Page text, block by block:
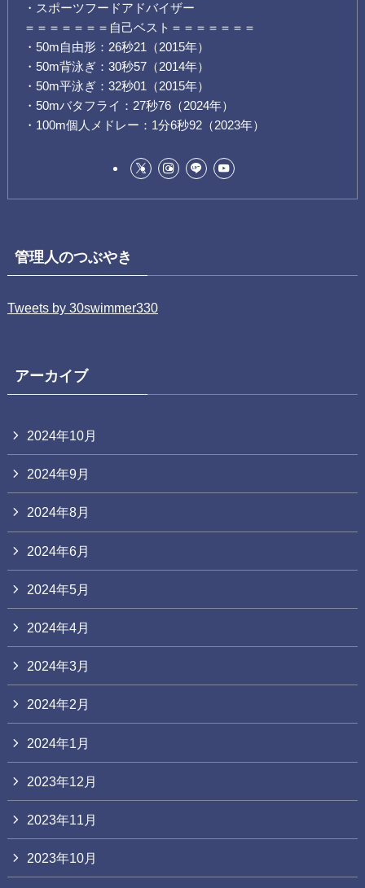
・スポーツフードアドバイザー
＝＝＝＝＝＝＝自己ベスト＝＝＝＝＝＝＝
・50m自由形：26秒21（2015年）
・50m背泳ぎ：30秒57（2014年）
・50m平泳ぎ：32秒01（2015年）
・50mバタフライ：27秒76（2024年）
・100m個人メドレー：1分6秒92（2023年）
管理人のつぶやき
Tweets by 30swimmer330
アーカイブ
2024年10月
2024年9月
2024年8月
2024年6月
2024年5月
2024年4月
2024年3月
2024年2月
2024年1月
2023年12月
2023年11月
2023年10月